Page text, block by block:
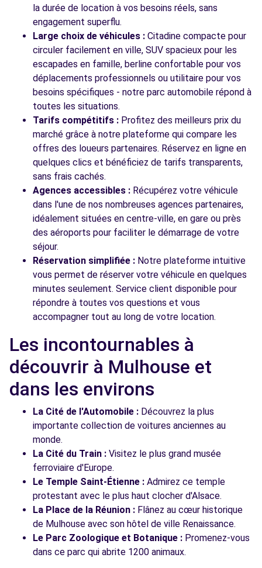
Voir l'agence
Voir toutes les agences
la durée de location à vos besoins réels, sans
engagement superflu.
Large choix de véhicules : Citadine compacte pour
circuler facilement en ville, SUV spacieux pour les
escapades en famille, berline confortable pour vos
déplacements professionnels ou utilitaire pour vos
besoins spécifiques - notre parc automobile répond à
toutes les situations.
Tarifs compétitifs : Profitez des meilleurs prix du
marché grâce à notre plateforme qui compare les
offres des loueurs partenaires. Réservez en ligne en
quelques clics et bénéficiez de tarifs transparents,
sans frais cachés.
Agences accessibles : Récupérez votre véhicule
dans l'une de nos nombreuses agences partenaires,
idéalement situées en centre-ville, en gare ou près
des aéroports pour faciliter le démarrage de votre
séjour.
Réservation simplifiée : Notre plateforme intuitive
vous permet de réserver votre véhicule en quelques
minutes seulement. Service client disponible pour
répondre à toutes vos questions et vous
accompagner tout au long de votre location.
Les incontournables à
découvrir à Mulhouse et
dans les environs
La Cité de l'Automobile : Découvrez la plus
importante collection de voitures anciennes au
monde.
La Cité du Train : Visitez le plus grand musée
ferroviaire d'Europe.
Le Temple Saint-Étienne : Admirez ce temple
protestant avec le plus haut clocher d'Alsace.
La Place de la Réunion : Flânez au cœur historique
de Mulhouse avec son hôtel de ville Renaissance.
Le Parc Zoologique et Botanique : Promenez-vous
dans ce parc qui abrite 1200 animaux.